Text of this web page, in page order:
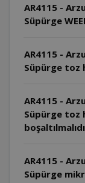
AR4115 -
Süpürge
AR4115 -
Süpürge toz
AR4115 -
Süpürge toz
AR4115 -
Süpürge